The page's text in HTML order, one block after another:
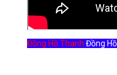
Đồng Hồ Thanh Đồng